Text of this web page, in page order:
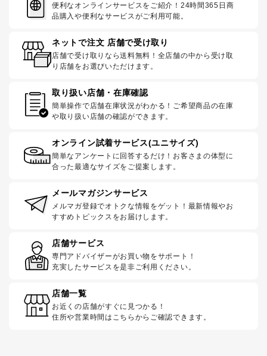
便利なオンラインサービスをご紹介！24時間365日商
品購入や便利なサービスがご利用可能。
ネットで注文 店舗で受け取り
店舗で受け取りなら送料無料！全店舗の中から受け取
り店舗をお選びいただけます。
取り扱い店舗・在庫確認
簡単操作で店舗在庫状況がわかる！ご希望商品の在庫
や取り扱い店舗の確認ができます。
オンライン試着サービス(ユニサイズ)
簡単なアンケートに回答するだけ！お客さまの体型に
合った最適なサイズをご提案します。
メールマガジンサービス
メルマガ登録でオトクな情報をゲット！最新情報やお
すすめトピックスをお届けします。
店舗サービス
専門アドバイザーがお買い物をサポート！
充実したサービスを是非ご利用ください。
店舗一覧
お近くの店舗がすぐに見つかる！
住所や営業時間はこちらからご確認できます。